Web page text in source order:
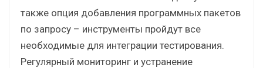
также опция добавления программных пакетов
по запросу – инструменты пройдут все
необходимые для интеграции тестирования.
Регулярный мониторинг и устранение